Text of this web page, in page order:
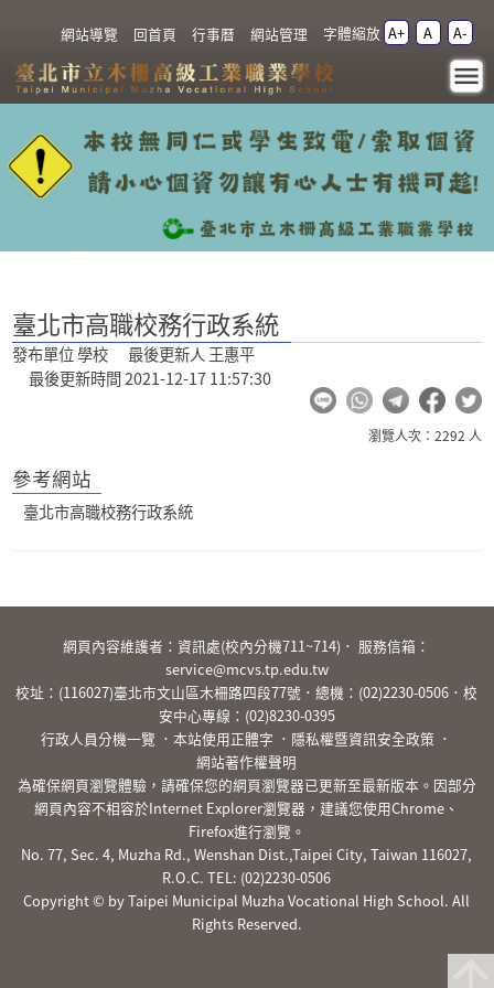
網站導覽 回首頁 行事曆 網站管理 字體縮放 A+ A A-
臺北市高職校務行政系
統 - 臺北市立木柵高級工
業職業學校
:::
臺北市高職校務行政系統
發布單位 學校 最後更新人 王惠平
最後更新時間 2021-12-17 11:57:30
瀏覽人次：2292 人
參考網站
臺北市高職校務行政系統
網頁內容維護者：資訊處(校內分機711~714)． 服務信箱：
service@mcvs.tp.edu.tw
校址：(116027)臺北市文山區木柵路四段77號．總機： (02)2230-0506 ．校
安中心專線： (02)8230-0395
行政人員分機一覽 ．本站使用正體字 ． 隱私權暨資訊安全政策 ．
網站著作權聲明
為確保網頁瀏覽體驗，請確保您的網頁瀏覽器已更新至最新版本。因部分
網頁內容不相容於Internet Explorer瀏覽器，建議您使用Chrome、
Firefox進行瀏覽。
No. 77, Sec. 4, Muzha Rd., Wenshan Dist.,Taipei City, Taiwan 116027,
R.O.C. TEL: (02)2230-0506
Copyright © by Taipei Municipal Muzha Vocational High School. All
Rights Reserved.